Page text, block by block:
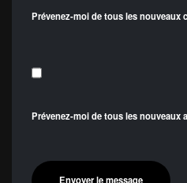
Prévenez-moi de tous les nouveaux
Prévenez-moi de tous les nouveaux